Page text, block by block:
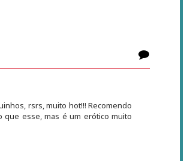
rsrs, muito hot!!! Recomendo
que esse, mas é um erótico muito